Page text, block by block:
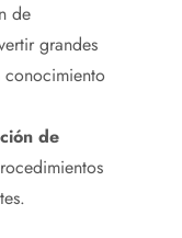
de
grandes
conocimiento
de